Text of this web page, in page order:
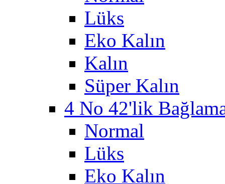
Lüks
Eko Kalın
Kalın
Süper Kalın
4 No 42'lik
Normal
Lüks
Eko Kalın